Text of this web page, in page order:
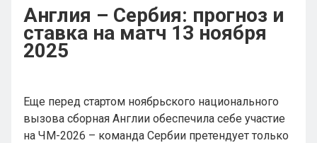
Англия – Сербия: прогноз и
ставка на матч 13 ноября
2025
Еще перед стартом ноябрьского национального
вызова сборная Англии обеспечила себе участие
на ЧМ-2026 – команда Сербии претендует только